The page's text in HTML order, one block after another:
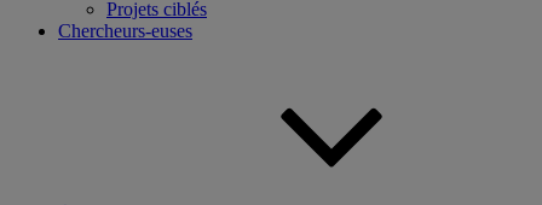
Projets ciblés
Chercheurs-euses